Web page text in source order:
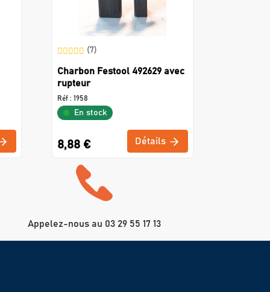
(7)
Charbon Festool 492629 avec
rupteur
Réf : 1958
En stock
8,88 € Détails
Appelez-nous au 03 29 55 17 13